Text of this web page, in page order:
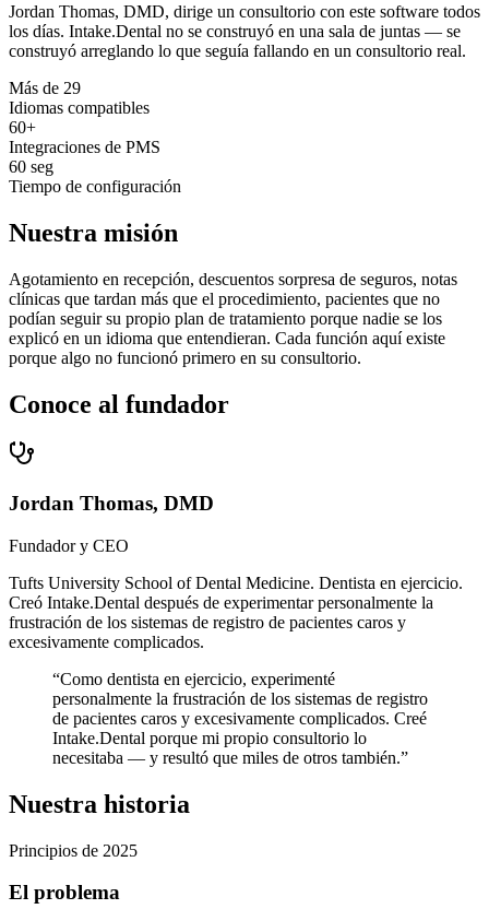
Jordan Thomas, DMD, dirige un consultorio con este software todos
los días. Intake.Dental no se construyó en una sala de juntas — se
construyó arreglando lo que seguía fallando en un consultorio real.
Más de 29
Idiomas compatibles
60+
Integraciones de PMS
60 seg
Tiempo de configuración
Nuestra misión
Agotamiento en recepción, descuentos sorpresa de seguros, notas
clínicas que tardan más que el procedimiento, pacientes que no
podían seguir su propio plan de tratamiento porque nadie se los
explicó en un idioma que entendieran. Cada función aquí existe
porque algo no funcionó primero en su consultorio.
Conoce al fundador
Jordan Thomas, DMD
Fundador y CEO
Tufts University School of Dental Medicine. Dentista en ejercicio.
Creó Intake.Dental después de experimentar personalmente la
frustración de los sistemas de registro de pacientes caros y
excesivamente complicados.
“Como dentista en ejercicio, experimenté
personalmente la frustración de los sistemas de registro
de pacientes caros y excesivamente complicados. Creé
Intake.Dental porque mi propio consultorio lo
necesitaba — y resultó que miles de otros también.”
Nuestra historia
Principios de 2025
El problema